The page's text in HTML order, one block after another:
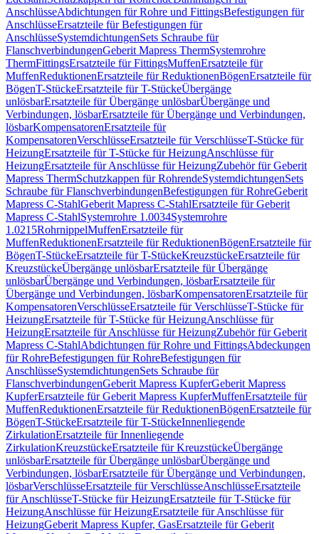
AnschlüsseAbdichtungen für Rohre und FittingsBefestigungen für
AnschlüsseErsatzteile für Befestigungen für
AnschlüsseSystemdichtungenSets Schraube für
FlanschverbindungenGeberit Mapress ThermSystemrohre
ThermFittingsErsatzteile für FittingsMuffenErsatzteile für
MuffenReduktionenErsatzteile für ReduktionenBögenErsatzteile für
BögenT-StückeErsatzteile für T-StückeÜbergänge
unlösbarErsatzteile für Übergänge unlösbarÜbergänge und
Verbindungen, lösbarErsatzteile für Übergänge und Verbindungen,
lösbarKompensatorenErsatzteile für
KompensatorenVerschlüsseErsatzteile für VerschlüsseT-Stücke für
HeizungErsatzteile für T-Stücke für HeizungAnschlüsse für
HeizungErsatzteile für Anschlüsse für HeizungZubehör für Geberit
Mapress ThermSchutzkappen für RohrendeSystemdichtungenSets
Schraube für FlanschverbindungenBefestigungen für RohreGeberit
Mapress C-StahlGeberit Mapress C-StahlErsatzteile für Geberit
Mapress C-StahlSystemrohre 1.0034Systemrohre
1.0215RohrnippelMuffenErsatzteile für
MuffenReduktionenErsatzteile für ReduktionenBögenErsatzteile für
BögenT-StückeErsatzteile für T-StückeKreuzstückeErsatzteile für
KreuzstückeÜbergänge unlösbarErsatzteile für Übergänge
unlösbarÜbergänge und Verbindungen, lösbarErsatzteile für
Übergänge und Verbindungen, lösbarKompensatorenErsatzteile für
KompensatorenVerschlüsseErsatzteile für VerschlüsseT-Stücke für
HeizungErsatzteile für T-Stücke für HeizungAnschlüsse für
HeizungErsatzteile für Anschlüsse für HeizungZubehör für Geberit
Mapress C-StahlAbdichtungen für Rohre und FittingsAbdeckungen
für RohreBefestigungen für RohreBefestigungen für
AnschlüsseSystemdichtungenSets Schraube für
FlanschverbindungenGeberit Mapress KupferGeberit Mapress
KupferErsatzteile für Geberit Mapress KupferMuffenErsatzteile für
MuffenReduktionenErsatzteile für ReduktionenBögenErsatzteile für
BögenT-StückeErsatzteile für T-StückeInnenliegende
ZirkulationErsatzteile für Innenliegende
ZirkulationKreuzstückeErsatzteile für KreuzstückeÜbergänge
unlösbarErsatzteile für Übergänge unlösbarÜbergänge und
Verbindungen, lösbarErsatzteile für Übergänge und Verbindungen,
lösbarVerschlüsseErsatzteile für VerschlüsseAnschlüsseErsatzteile
für AnschlüsseT-Stücke für HeizungErsatzteile für T-Stücke für
HeizungAnschlüsse für HeizungErsatzteile für Anschlüsse für
HeizungGeberit Mapress Kupfer, GasErsatzteile für Geberit